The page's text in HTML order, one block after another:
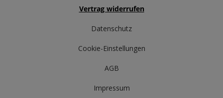
Vertrag widerrufen
Datenschutz
Cookie-Einstellungen
AGB
Impressum